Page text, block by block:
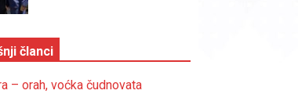
članci
– orah, voćka čudnovata